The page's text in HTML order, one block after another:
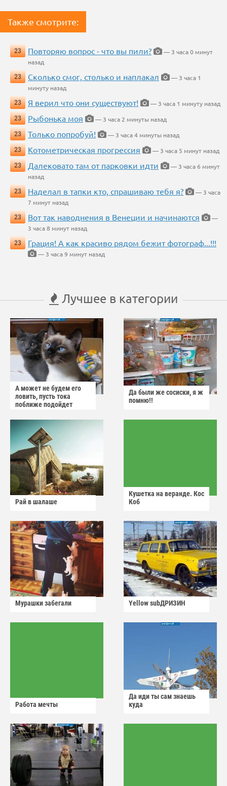
Также смотрите:
23 Повторяю вопрос - что вы пили?
— 3 часа 0 минут
назад
23
Сколько смог, столько и наплакал
— 3 часа 1
минуту назад
23
Я верил что они существуют!
— 3 часа 1 минуту назад
23
Рыбонька моя
— 3 часа 2 минуты назад
23
Только попробуй!
— 3 часа 4 минуты назад
23
Котометрическая прогрессия
— 3 часа 5 минут назад
23
Далековато там от парковки идти
— 3 часа 6 минут
назад
23
Наделал в тапки кто, спрашиваю тебя я?
— 3 часа
7 минут назад
23
Вот так наводнения в Венеции и начинаются
—
3 часа 8 минут назад
23
Грация! А как красиво рядом бежит фотограф...!!!
— 3 часа 9 минут назад
Лучшее в категории
А может не будем его
ловить, пусть тока
поближе подойдет
Да были же сосиски, я ж
помню!!
Рай в шалаше
Кушетка на веранде. Кос
Коб
Мурашки забегали Yellow subДРИЗИН
Работа мечты
Да иди ты сам знаешь
куда